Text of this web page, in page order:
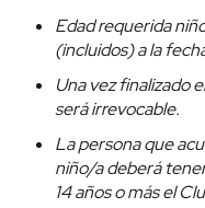
Edad requerida
(incluidos) a la
Una vez finalizado
será irrevocable.
La persona que
niño/a deberá
14 años o más el